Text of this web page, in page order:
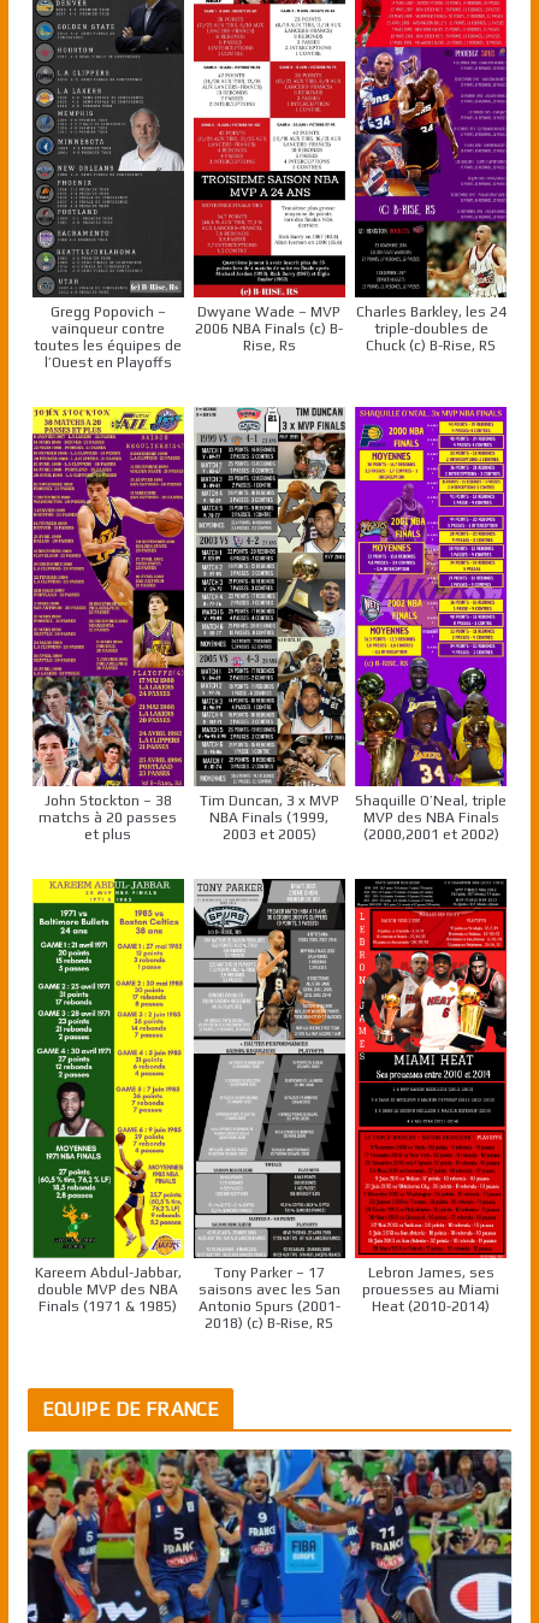
Gregg Popovich –
vainqueur contre
toutes les équipes de
l’Ouest en Playoffs
Dwyane Wade – MVP
2006 NBA Finals (c) B-
Rise, Rs
Charles Barkley, les 24
triple-doubles de
Chuck (c) B-Rise, RS
John Stockton – 38
matchs à 20 passes
et plus
Tim Duncan, 3 x MVP
NBA Finals (1999,
2003 et 2005)
Shaquille O’Neal, triple
MVP des NBA Finals
(2000,2001 et 2002)
Kareem Abdul-Jabbar,
double MVP des NBA
Finals (1971 & 1985)
Tony Parker – 17
saisons avec les San
Antonio Spurs (2001-
2018) (c) B-Rise, RS
Lebron James, ses
prouesses au Miami
Heat (2010-2014)
EQUIPE DE FRANCE